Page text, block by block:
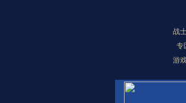
战
专
游